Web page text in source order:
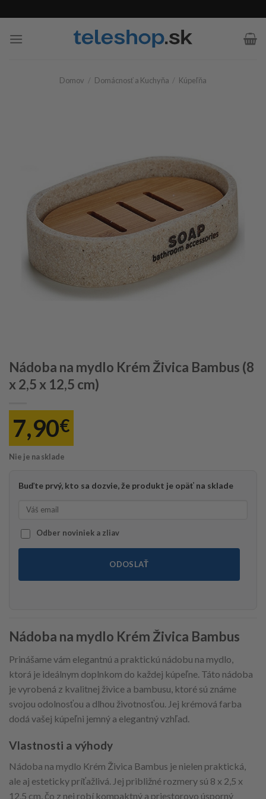
to
content
Domov / Domácnosť a Kuchyňa / Kúpeľňa
Nádoba na mydlo Krém Živica Bambus (8
x 2,5 x 12,5 cm)
7,90€
Nie je na sklade
Buďte prvý, kto sa dozvie, že produkt je opäť na sklade
Odber noviniek a zliav
ODOSLAŤ
Nádoba na mydlo Krém Živica Bambus
Prinášame vám elegantnú a praktickú nádobu na mydlo,
ktorá je ideálnym doplnkom do každej kúpeľne. Táto nádoba
je vyrobená z kvalitnej živice a bambusu, ktoré sú známe
svojou odolnosťou a dlhou životnosťou. Jej krémová farba
dodá vašej kúpeľni jemný a elegantný vzhľad.
Vlastnosti a výhody
Nádoba na mydlo Krém Živica Bambus je nielen praktická,
ale aj esteticky príťažlivá. Jej približné rozmery sú 8 x 2,5 x
12,5 cm, čo z nej robí kompaktný a priestorovo úsporný